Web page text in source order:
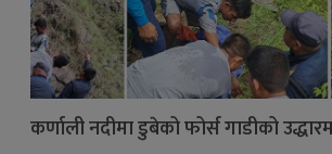
कर्णाली नदीमा डुबेको फोर्स गाडीको